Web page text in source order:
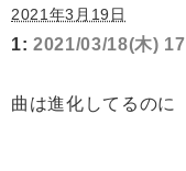
2021年3月19日
1: 2021/03/18(木)
曲は進化してるのに